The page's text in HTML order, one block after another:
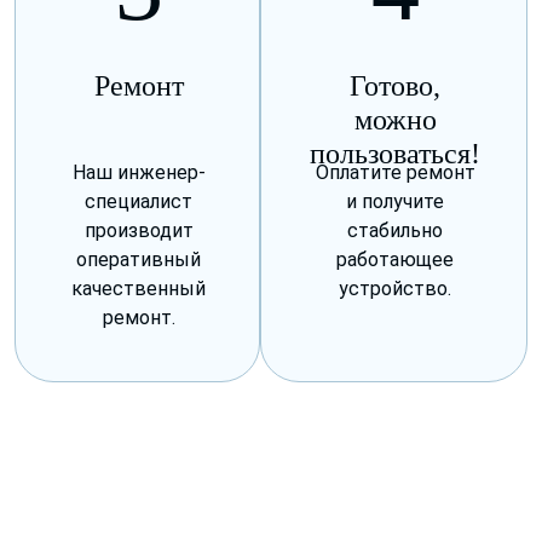
Ремонт
Наш инженер-
специалист
производит
оперативный
качественный
ремонт.
Готово,
можно
пользоваться!
Оплатите ремонт
и получите
стабильно
работающее
устройство.